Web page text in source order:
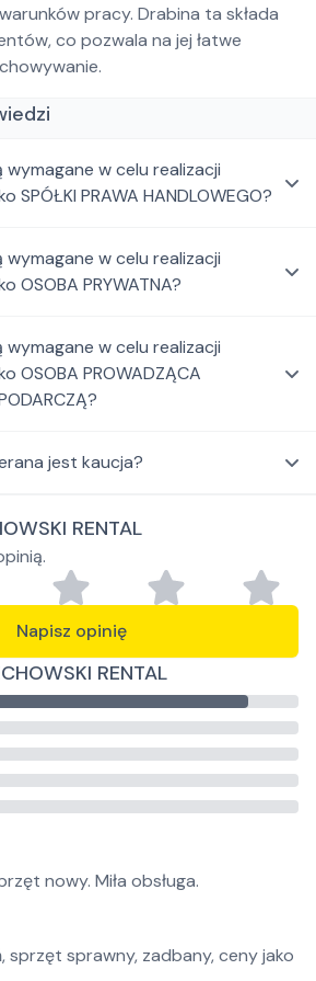
pracy. Drabina ta składa
co pozwala na jej łatwe
w celu realizacji
SPÓŁKI PRAWA HANDLOWEGO?
w celu realizacji
OSOBA PRYWATNA?
w celu realizacji
OSOBA PROWADZĄCA
jest kaucja?
RENTAL
Napisz opinię
RENTAL
nowy. Miła obsługa.
sprzęt sprawny, zadbany, ceny jako